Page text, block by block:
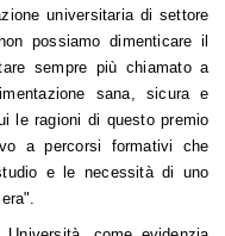
universitaria di settore
possiamo dimenticare il
sempre più chiamato a
sana, sicura e
le ragioni di questo premio
a percorsi formativi che
e le necessità di uno